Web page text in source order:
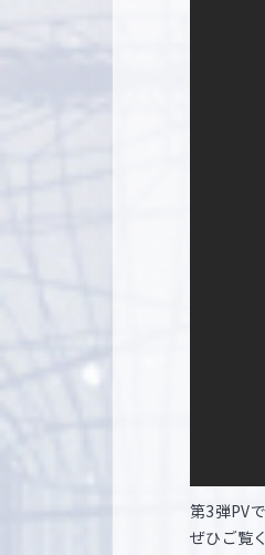
第3弾PV
ぜひご覧